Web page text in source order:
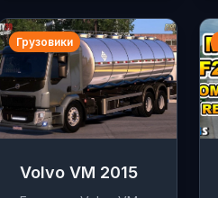
Грузовики
Volvo VM 2015